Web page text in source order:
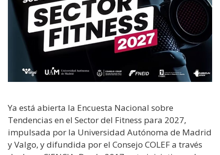
Ya está abierta la Encuesta Nacional sobre
Tendencias en el Sector del Fitness para 2027,
impulsada por la Universidad Autónoma de Madrid
y Valgo, y difundida por el Consejo COLEF a través